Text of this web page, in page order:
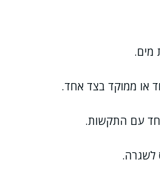
מים.
או ממוקד בצד אחד.
עם התקשות.
לשגרה.